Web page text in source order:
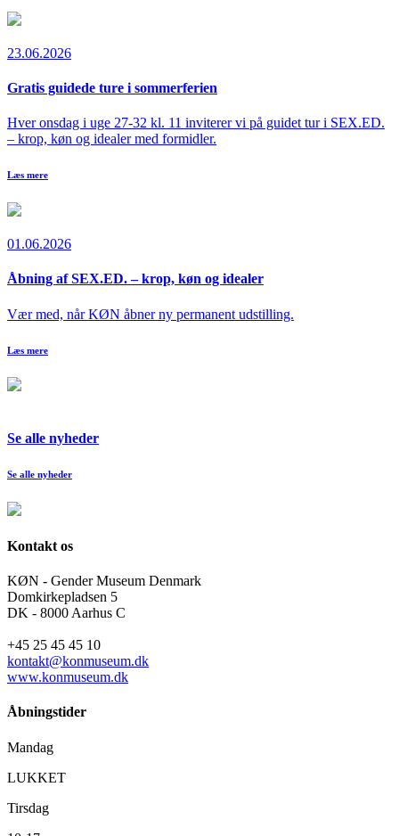
23.06.2026
Gratis guidede ture i sommerferien
Hver onsdag i uge 27-32 kl. 11 inviterer vi på guidet tur i SEX.ED.
– krop, køn og idealer med formidler.
Læs mere
01.06.2026
Åbning af SEX.ED. – krop, køn og idealer
Vær med, når KØN åbner ny permanent udstilling.
Læs mere
Se alle nyheder
Se alle nyheder
Kontakt os
KØN - Gender Museum Denmark
Domkirkepladsen 5
DK - 8000 Aarhus C
+45 25 45 45 10
kontakt@konmuseum.dk
www.konmuseum.dk
Åbningstider
Mandag
LUKKET
Tirsdag